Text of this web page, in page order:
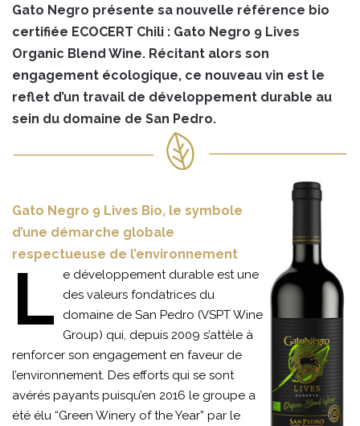
Gato Negro présente sa nouvelle référence bio
certifiée ECOCERT Chili : Gato Negro 9 Lives
Organic Blend Wine. Récitant alors son
engagement écologique, ce nouveau vin est le
reflet d’un travail de développement durable au
sein du domaine de San Pedro.
Gato Negro 9 Lives Bio, le symbole
d’une démarche globale
respectueuse de l’environnement
L
e développement durable est une
des valeurs fondatrices du
domaine de San Pedro (VSPT Wine
Group) qui, depuis 2009 s’attèle à
renforcer son engagement en faveur de
l’environnement. Des efforts qui se sont
avérés payants puisqu’en 2016 le groupe a
été élu “Green Winery of the Year” par le